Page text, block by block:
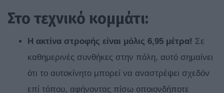
Στο τεχνικό κομμάτι:
Η ακτίνα στροφής είναι μόλις 6,95 μέτρα! Σε
καθημερινές συνθήκες στην πόλη, αυτό σημαίνει
ότι το αυτοκίνητο μπορεί να αναστρέψει σχεδόν
επί τόπου, αφήνοντας πίσω οποιονδήποτε